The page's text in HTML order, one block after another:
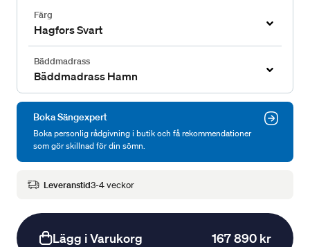
Färg
Hagfors Svart
Bäddmadrass
Bäddmadrass Hamn
Boka Sängexpert
Boka personlig rådgivning i butik och få rekommendationer
som gör skillnad för din sömn.
Leveranstid3-4 veckor
Lägg i Varukorg 167 890 kr